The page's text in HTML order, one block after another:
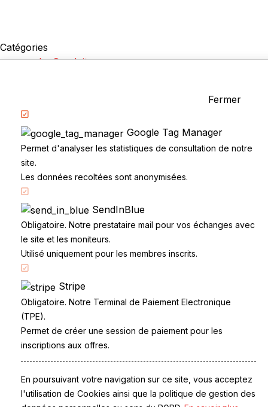
Catégories
La Conduite
Accueil
Code de la route
Partenaires
CandidatLibre.net
Conditions générales
Contact
Le Permis
Examen du permis
La Conduite
Questions fréquentes
Réglementation
Fermer
Google Tag Manager
Permet d'analyser les statistiques de consultation de notre
site.
Les données recoltées sont anonymisées.
SendInBlue
Obligatoire. Notre prestataire mail pour vos échanges avec
le site et les moniteurs.
Utilisé uniquement pour les membres inscrits.
Stripe
Obligatoire. Notre Terminal de Paiement Electronique
(TPE).
Permet de créer une session de paiement pour les
inscriptions aux offres.
En poursuivant votre navigation sur ce site, vous acceptez
l'utilisation de Cookies ainsi que la politique de gestion des